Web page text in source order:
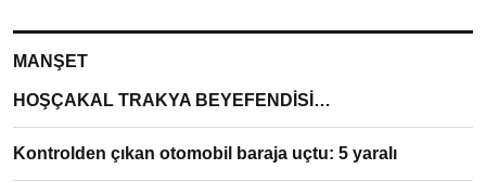
MANŞET
HOŞÇAKAL TRAKYA BEYEFENDİSİ…
Kontrolden çıkan otomobil baraja uçtu: 5 yaralı